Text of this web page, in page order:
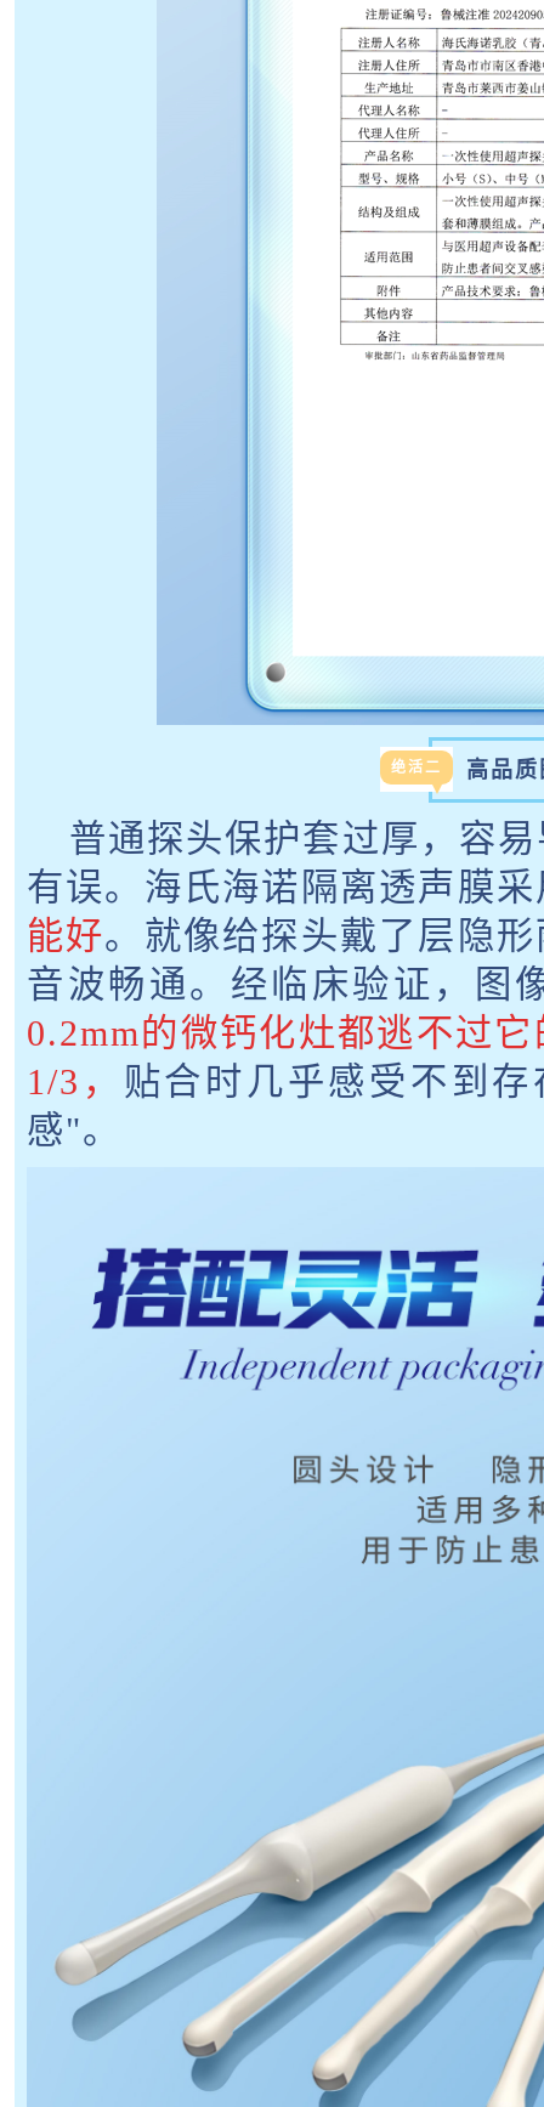
绝活二 高品
普通探头保护套过厚，容
有误。海氏海诺隔离透声膜
能好。就像给探头戴了层隐
音波畅通。经临床验证，图
0.2mm的微钙化灶都逃不过
1/3， 贴合时几乎感受不到
感"。